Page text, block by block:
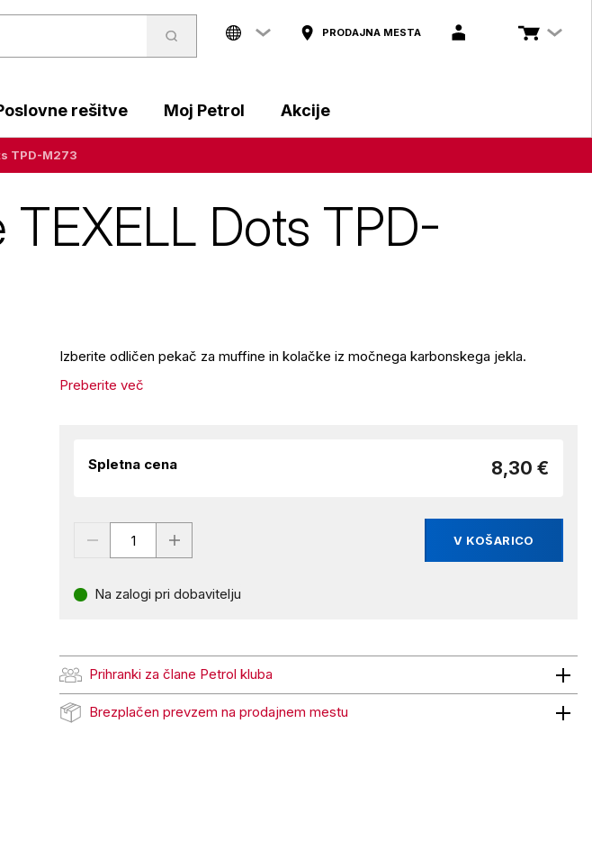
PRODAJNA MESTA
rešitve Moj Petrol Akcije
TPD-M273
Dots TPD-
Izberite odličen pekač za muffine in kolačke iz močnega karbonskega jekla.
Preberite več
Spletna cena 8,30 €
V KOŠARICO
Na zalogi pri dobavitelju
Prihranki za člane Petrol kluba
Prihranki za člane Petrol kluba
Brezplačen prevzem na prodajnem mestu
Brezplačen prevzem na prodajnem mestu